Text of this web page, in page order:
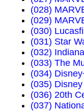
(028)
(029)
(030)
(031) Star
(032)
(033) The
(034)
(035)
(036) 20th
(037)